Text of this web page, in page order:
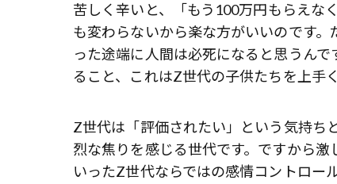
苦しく辛いと、「もう100万円もらえな
も変わらないから楽な方がいいのです
った途端に人間は必死になると思うん
ること、これはZ世代の子供たちを上手
Z世代は「評価されたい」という気持ち
烈な焦りを感じる世代です。ですから
いったZ世代ならではの感情コントロー